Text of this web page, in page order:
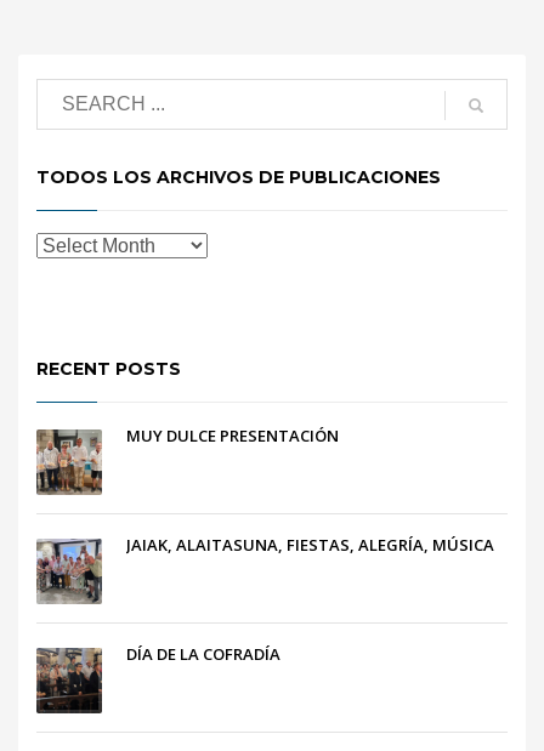
TODOS LOS ARCHIVOS DE PUBLICACIONES
RECENT POSTS
MUY DULCE PRESENTACIÓN
JAIAK, ALAITASUNA, FIESTAS, ALEGRÍA, MÚSICA
DÍA DE LA COFRADÍA